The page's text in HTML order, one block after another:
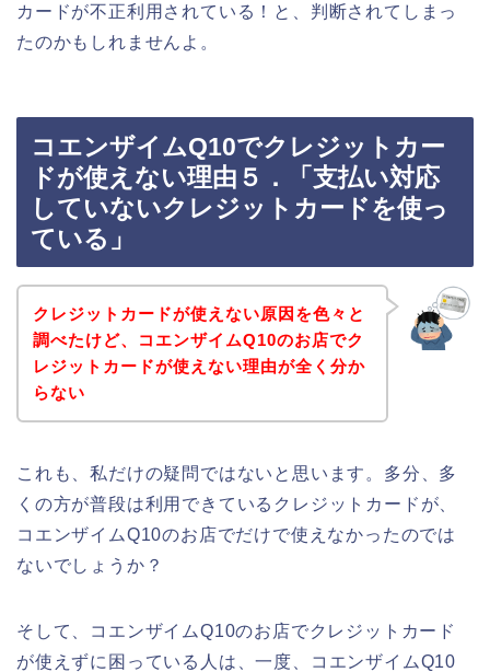
カードが不正利用されている！と、判断されてしまっ
たのかもしれませんよ。
コエンザイムQ10でクレジットカー
ドが使えない理由５．「支払い対応
していないクレジットカードを使っ
ている」
クレジットカードが使えない原因を色々と
調べたけど、コエンザイムQ10のお店でク
レジットカードが使えない理由が全く分か
らない
これも、私だけの疑問ではないと思います。多分、多
くの方が普段は利用できているクレジットカードが、
コエンザイムQ10のお店でだけで使えなかったのでは
ないでしょうか？
そして、コエンザイムQ10のお店でクレジットカード
が使えずに困っている人は、一度、コエンザイムQ10